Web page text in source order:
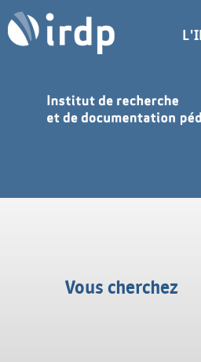
Vous cherchez